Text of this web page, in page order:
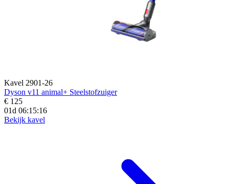
Kavel 2901-26
Dyson v11 animal+ Steelstofzuiger
€ 125
01d 06:15:15
Bekijk kavel